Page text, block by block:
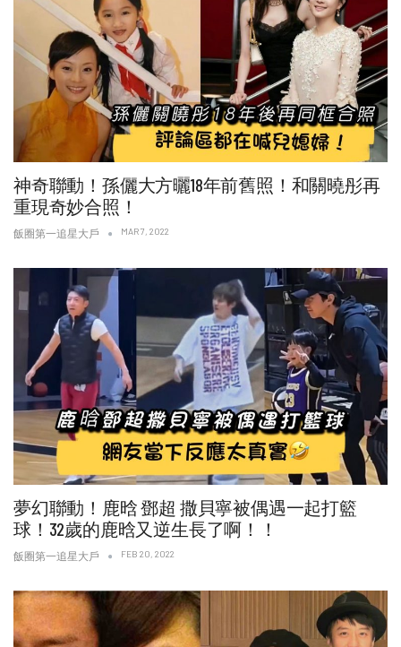
神奇聯動！孫儷大方曬18年前舊照！和關曉彤再
重現奇妙合照！
飯圈第一追星大戶 MAR 7, 2022
夢幻聯動！鹿晗 鄧超 撒貝寧被偶遇一起打籃
球！32歲的鹿晗又逆生長了啊！！
飯圈第一追星大戶 FEB 20, 2022